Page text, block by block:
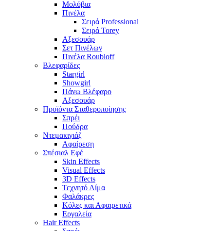
Μολύβια
Πινέλα
Σειρά Professional
Σειρά Torey
Αξεσουάρ
Σετ Πινέλων
Πινέλα Roubloff
Βλεφαρίδες
Stargirl
Showgirl
Πάνω Βλέφαρο
Αξεσουάρ
Προϊόντα Σταθεροποίησης
Σπρέι
Πούδρα
Ντεμακιγιάζ
Αφαίρεση
Σπέσιαλ Εφέ
Skin Effects
Visual Effects
3D Effects
Τεχνητό Αίμα
Φαλάκρες
Κόλες και Αφαιρετικά
Εργαλεία
Hair Effects